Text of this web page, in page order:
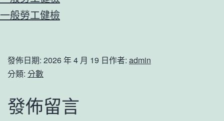
一般勞工健檢
發佈日期: 2026 年 4 月 19 日作者: admin
分類: 分數
發佈留言